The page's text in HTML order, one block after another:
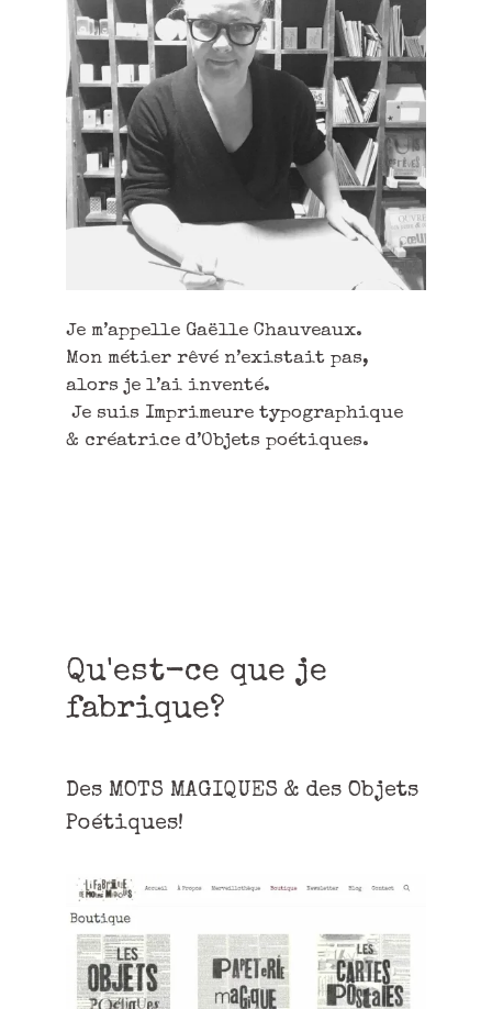
Je m’appelle Gaëlle Chauveaux.
Mon métier rêvé n’existait pas,
alors je l’ai inventé.
Je suis Imprimeure typographique
& créatrice d’Objets poétiques.
Qu'est-ce que je
fabrique?
Des MOTS MAGIQUES & des Objets
Poétiques!